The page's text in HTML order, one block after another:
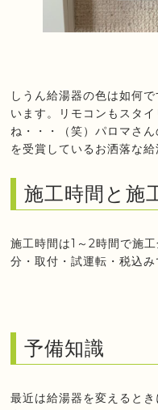
しうん給湯器の色は如何
います。リモコンもスタ
ね・・・（笑）パロマさ
を受賞しているお洒落な給
施工時間と施
施工時間は1～2時間で施
分・取付・試運転・税込
予備知識
最近は給湯器を変えると